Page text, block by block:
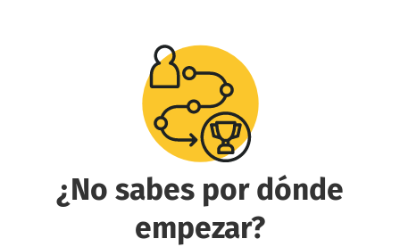
¿No sabes por dónde
empezar?